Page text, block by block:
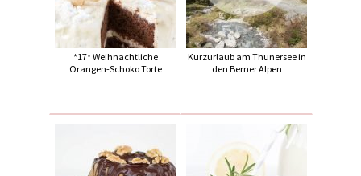
*17* Weihnachtliche
Orangen-Schoko Torte
Kurzurlaub am Thunersee in
den Berner Alpen